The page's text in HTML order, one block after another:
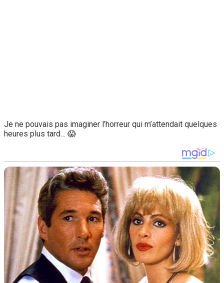
Je ne pouvais pas imaginer l’horreur qui m’attendait quelques
heures plus tard… 😱